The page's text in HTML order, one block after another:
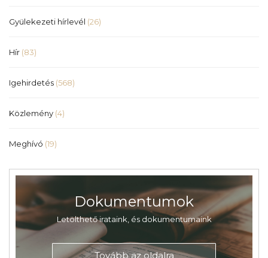
Gyülekezeti hírlevél (26)
Hír (83)
Igehirdetés (568)
Közlemény (4)
Meghívó (19)
Dokumentumok
Letölthető irataink, és dokumentumaink
Tovább az oldalra